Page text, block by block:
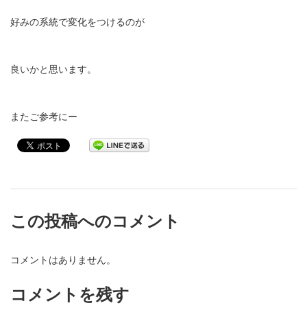
好みの系統で変化をつけるのが
良いかと思います。
またご参考にー
この投稿へのコメント
コメントはありません。
コメントを残す